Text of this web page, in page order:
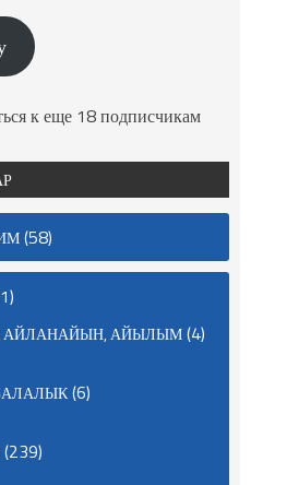
к еще 18 подписчикам
(58)
АЙЛАНАЙЫН, АЙЫЛЫМ(4)
(6)
(239)